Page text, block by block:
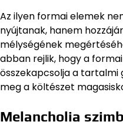
Az ilyen formai elemek
nyújtanak, hanem
mélységének
abban rejlik, hogy a
összekapcsolja a
meg a költészet
Melancholia